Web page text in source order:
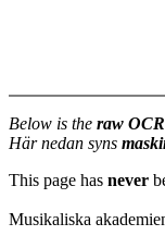
Below is the raw
Här nedan syns
This page has never
Musikaliska